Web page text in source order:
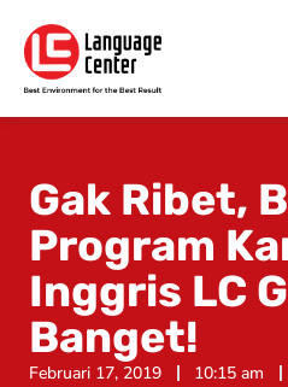
Gak Ribet,
Program
Inggris LC
Banget!
Februari 17, 2019 10:15 am